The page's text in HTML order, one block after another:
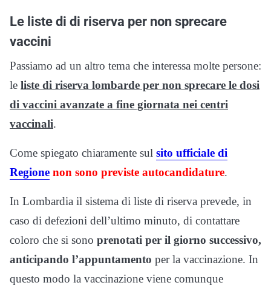
Le liste di di riserva per non sprecare
vaccini
Passiamo ad un altro tema che interessa molte persone:
le liste di riserva lombarde per non sprecare le dosi
di vaccini avanzate a fine giornata nei centri
vaccinali.
Come spiegato chiaramente sul sito ufficiale di
Regione non sono previste autocandidature.
In Lombardia il sistema di liste di riserva prevede, in
caso di defezioni dell’ultimo minuto, di contattare
coloro che si sono prenotati per il giorno successivo,
anticipando l’appuntamento per la vaccinazione. In
questo modo la vaccinazione viene comunque